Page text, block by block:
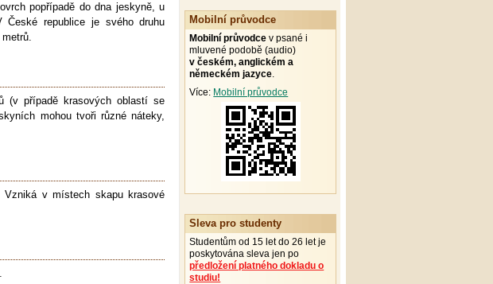
popřípadě do dna jeskyně, u
České republice je svého druhu
(v případě krasových oblastí se
mohou tvoři různé náteky,
v místech skapu krasové
Mobilní průvodce
Mobilní průvodce v psané i
mluvené podobě (audio)
v českém, anglickém a
německém jazyce
Více: Mobilní průvodce
Sleva pro studenty
Studentům od 15 let do 26 let je
poskytována sleva jen po
předložení platného dokladu o
studiu!